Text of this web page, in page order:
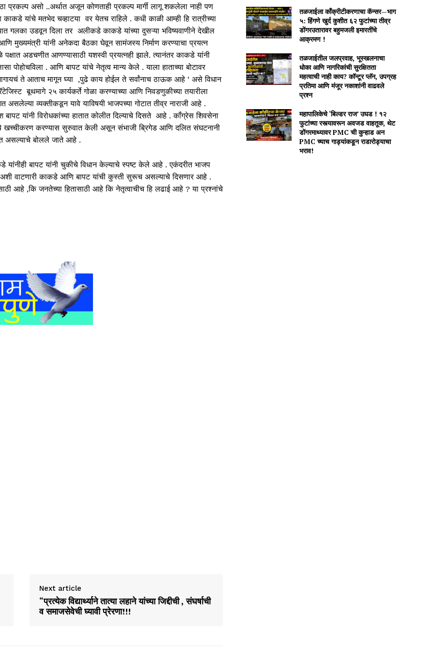
प्रकल्प असो ..अर्थात अजून कोणताही प्रकल्प मार्गी लागू शकलेला नाही पण
काकडे यांचे मतभेद चव्हाटया वर येतच राहिले . कधी काळी आम्ही हि रात्रीच्या
गलका उडवून दिला तर अलीकडे काकडे यांच्या दुसऱ्या भविष्यवाणीने देखील
मुख्यमंत्री यांनी अनेकदा बैठका घेवून सामंजस्य निर्माण करण्याचा प्रयत्न
पक्षात अडचणीत आणण्यासाठी यशस्वी प्रयत्नही झाले. त्यानंतर काकडे यांनी
पोहोचविला . आणि बापट यांचे नेतृत्व मान्य केले . याला हाताच्या बोटावर
ते आताच मागून घ्या ,पुढे काय होईल ते सर्वांनाच ठाऊक आहे ‘ असे विधान
बूथमागे २५ कार्यकर्ते गोळा करण्याच्या आणि निवडणुकीच्या तयारीला
असलेल्या व्यक्तीकडून यावे याविषयी भाजपच्या गोटात तीव्र नाराजी आहे .
यांनी विरोधकांच्या हातात कोलीत दिल्याचे दिसते आहे . कॉंग्रेस शिवसेना
खच्चीकरण करण्यास सुरुवात केली असून संभाजी ब्रिगेड आणि दलित संघटनानी
असल्याचे बोलले जाते आहे .
यांनीही बापट यांनी चुकीचे विधान केल्याचे स्पष्ट केले आहे . एकंदरीत भाजप
वाटणारी काकडे आणि बापट यांची कुस्ती सुरूच असल्याचे दिसणार आहे .
आहे ,कि जनतेच्या हितासाठी आहे कि नेतृत्वाचीच हि लढाई आहे ? या प्रश्नांचे
Next article
“प्रत्येक विद्यार्थ्याने तात्या लहाने यांच्या जिद्दीची , संघर्षाची
व समाजसेवेची घ्यावी प्रेरणा!!!
तळजाईला काँक्रीटीकरणाचा कॅन्सर—भाग
५: हिंगणे खुर्द कुशीत ६२ फुटांच्या तीव्र
डोंगरउतारावर बहुमजली इमारतींचे
आक्रमण !
तळजाईतील जलप्रवाह, भूस्खलनाचा
धोका आणि नागरिकांची सुरक्षितता
महत्वाची नाही काय? कॉन्टूर प्लॅन, उपग्रह
प्रतिमा आणि मंजूर नकाशांनी वाढवले
प्रश्न
महापालिकेचे ‘बिल्डर राज’ उघड ! १२
फुटांच्या रस्त्यावरून अवजड वाहतूक, थेट
डोंगरमाथ्यावर PMC ची कुऱ्हाड अन
PMC च्याच गाड्यांकडून राडारोड्याचा
भराव!